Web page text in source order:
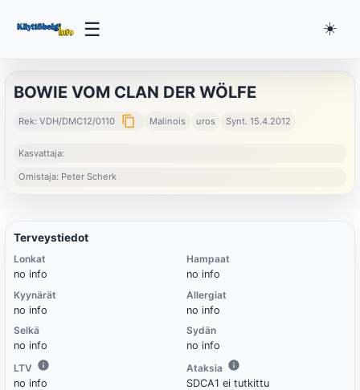
☰ ☀️
BOWIE VOM CLAN DER WÖLFE
Rek: VDH/DMC12/0110 content_copy Malinois uros Synt. 15.4.2012
Kasvattaja:
Omistaja: Peter Scherk
Terveystiedot
Lonkat
no info
Kyynärät
no info
Selkä
no info
LTV
no info
Hampaat
no info
Allergiat
no info
Sydän
no info
Ataksia
SDCA1 ei tutkittu